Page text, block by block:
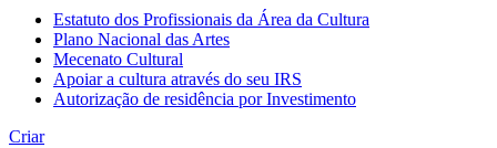
Estatuto dos Profissionais da Área da Cultura
Plano Nacional das Artes
Mecenato Cultural
Apoiar a cultura através do seu IRS
Autorização de residência por Investimento
Criar